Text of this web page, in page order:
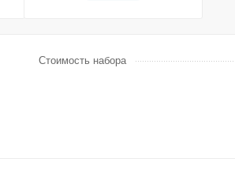
Стоимость набора